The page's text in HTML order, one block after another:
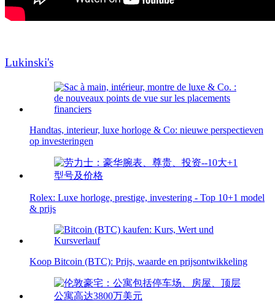
Lukinski's
Handtas, interieur, luxe horloge & Co: nieuwe perspectieven
op investeringen
Rolex: Luxe horloge, prestige, investering - Top 10+1 model
& prijs
Koop Bitcoin (BTC): Prijs, waarde en prijsontwikkeling